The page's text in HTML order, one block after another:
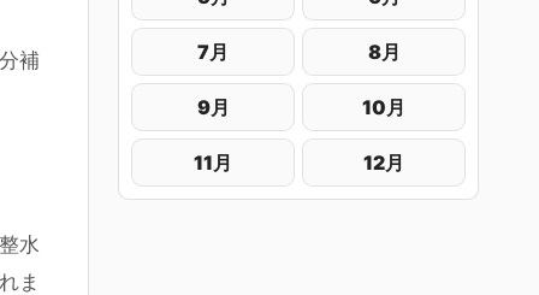
補
水
ま
7月 8月
9月 10月
11月 12月